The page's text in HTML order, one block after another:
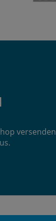
versenden